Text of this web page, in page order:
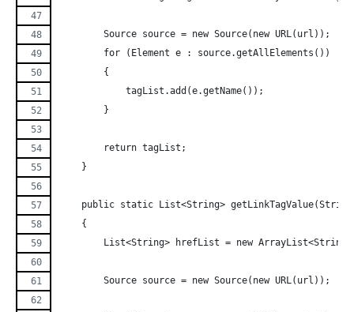
        Source source = new Source(new URL(url));
        for (Element e : source.getAllElements())
        {
            tagList.add(e.getName());
        }
        return tagList;
    }
public static List<String>
    {
List<String> hrefList = new
        Source source = new Source(new URL(url));